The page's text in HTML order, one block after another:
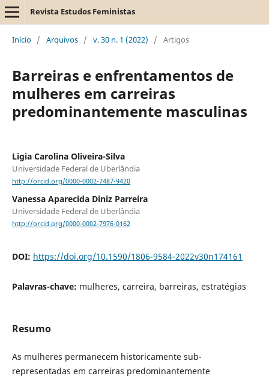
Revista Estudos Feministas
Início / Arquivos / v. 30 n. 1 (2022) / Artigos
Barreiras e enfrentamentos de
mulheres em carreiras
predominantemente masculinas
Ligia Carolina Oliveira-Silva
Universidade Federal de Uberlândia
http://orcid.org/0000-0002-7487-9420
Vanessa Aparecida Diniz Parreira
Universidade Federal de Uberlândia
http://orcid.org/0000-0002-7976-0162
DOI: https://doi.org/10.1590/1806-9584-2022v30n174161
Palavras-chave: mulheres, carreira, barreiras, estratégias
Resumo
As mulheres permanecem historicamente sub-
representadas em carreiras predominantemente